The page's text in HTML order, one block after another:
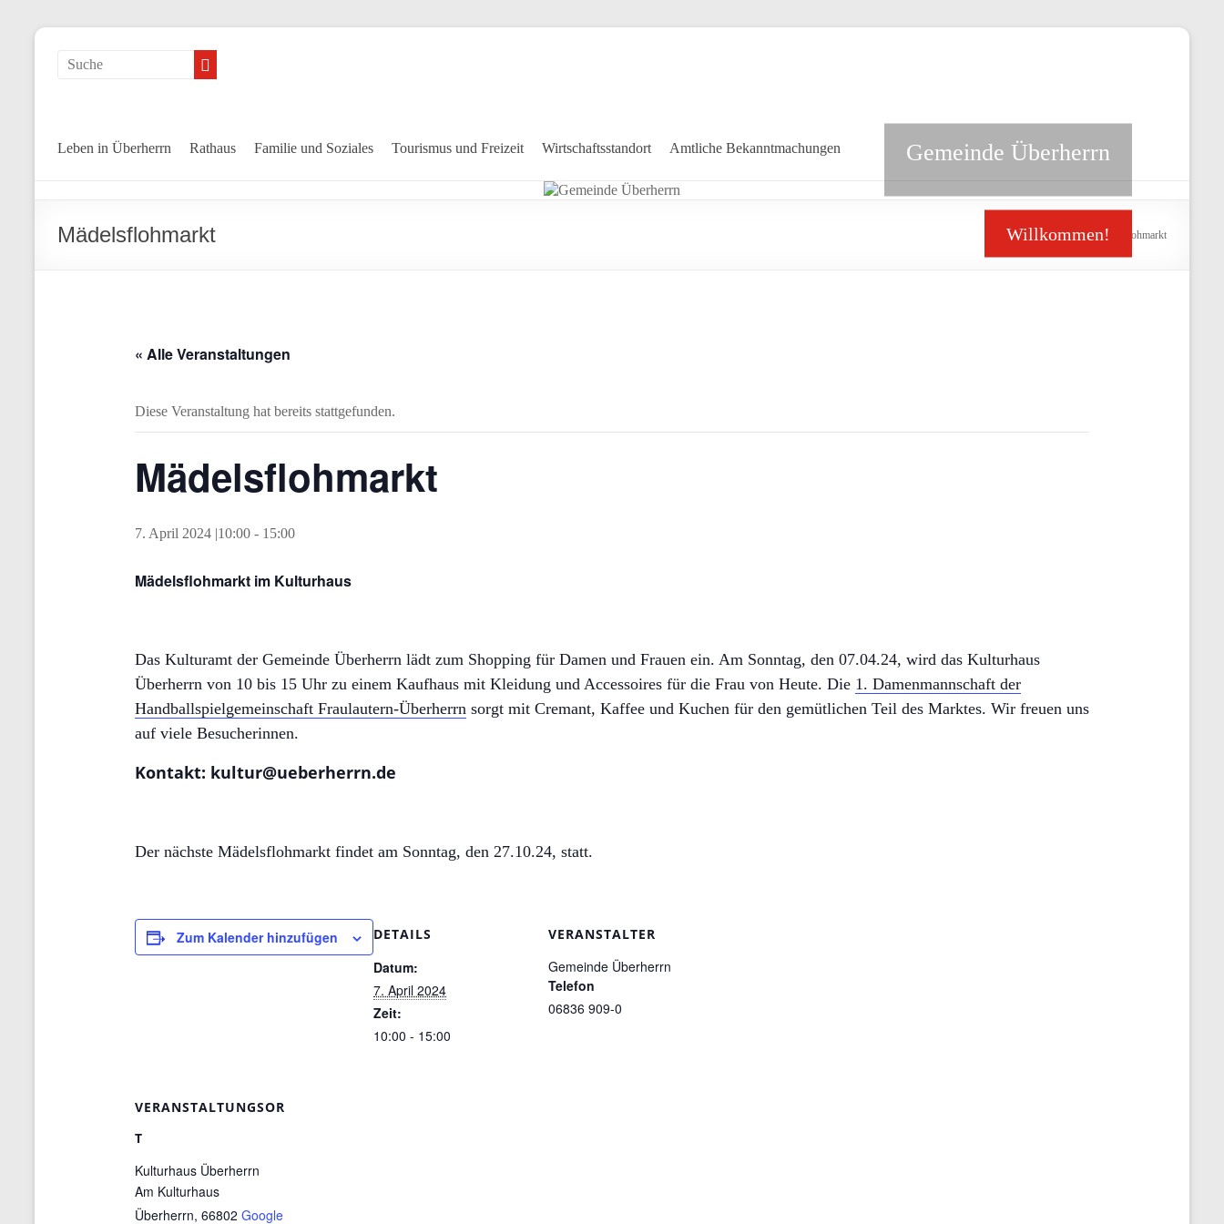
Leben in Überherrn Rathaus Familie und Soziales Tourismus und Freizeit Wirtschaftsstandort Amtliche Bekanntmachungen Gemeinde Überherrn
Willkommen!
Mädelsflohmarkt >Veranstaltungen>Mädelsflohmarkt
« Alle Veranstaltungen
Diese Veranstaltung hat bereits stattgefunden.
Mädelsflohmarkt
7. April 2024 |10:00 - 15:00
Mädelsflohmarkt im Kulturhaus
Das Kulturamt der Gemeinde Überherrn lädt zum Shopping für Damen und Frauen ein. Am Sonntag, den 07.04.24, wird das Kulturhaus
Überherrn von 10 bis 15 Uhr zu einem Kaufhaus mit Kleidung und Accessoires für die Frau von Heute. Die 1. Damenmannschaft der
Handballspielgemeinschaft Fraulautern-Überherrn sorgt mit Cremant, Kaffee und Kuchen für den gemütlichen Teil des Marktes. Wir freuen uns
auf viele Besucherinnen.
Kontakt: kultur@ueberherrn.de
Der nächste Mädelsflohmarkt findet am Sonntag, den 27.10.24, statt.
Zum Kalender hinzufügen DETAILS
Datum:
7. April 2024
Zeit:
10:00 - 15:00
VERANSTALTER
Gemeinde Überherrn
Telefon
06836 909-0
VERANSTALTUNGSOR
T
Kulturhaus Überherrn
Am Kulturhaus
Überherrn, 66802 Google